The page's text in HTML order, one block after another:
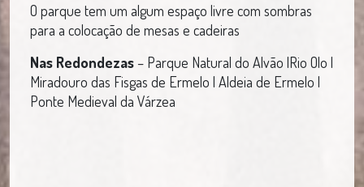
O parque tem um algum espaço livre com sombras
para a colocação de mesas e cadeiras
Nas Redondezas – Parque Natural do Alvão |Rio Olo |
Miradouro das Fisgas de Ermelo | Aldeia de Ermelo |
Ponte Medieval da Várzea